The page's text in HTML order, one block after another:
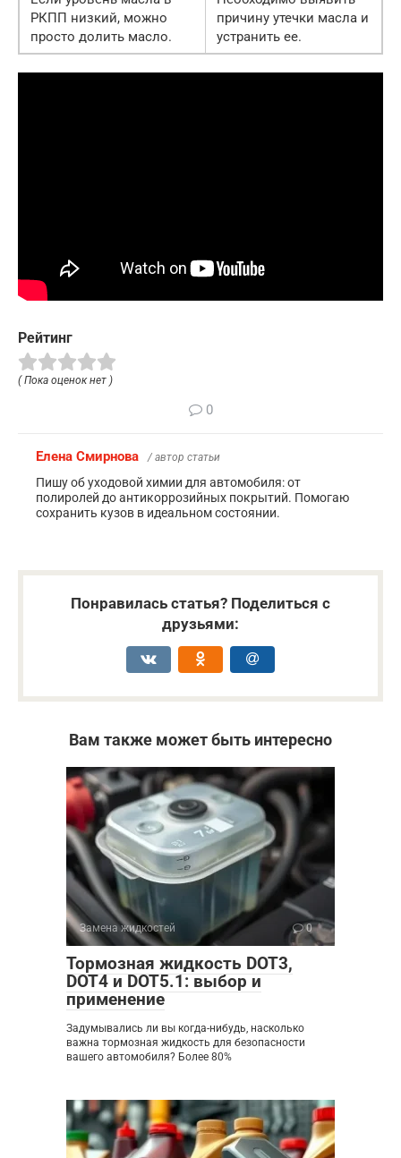
РКПП низкий, можно
просто долить масло.
причину утечки масла и
устранить ее.
Рейтинг
( Пока оценок нет )
0
Елена Смирнова / автор статьи
Пишу об уходовой химии для автомобиля: от
полиролей до антикоррозийных покрытий. Помогаю
сохранить кузов в идеальном состоянии.
Понравилась статья? Поделиться с
друзьями:
Вам также может быть интересно
Замена жидкостей 0
Тормозная жидкость DOT3,
DOT4 и DOT5.1: выбор и
применение
Задумывались ли вы когда-нибудь, насколько
важна тормозная жидкость для безопасности
вашего автомобиля? Более 80%